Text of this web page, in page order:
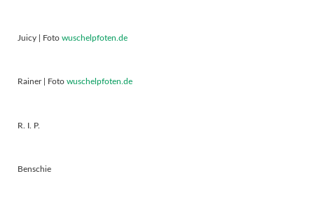
Juicy | Foto wuschelpfoten.de
Rainer | Foto wuschelpfoten.de
R. I. P.
Benschie